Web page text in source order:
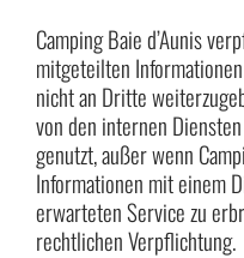
Camping Baie d’Aunis
mitgeteilten
nicht an Dritte
von den internen
genutzt, außer wenn
Informationen mit einem
erwarteten Service zu
rechtlichen Verpflichtung.